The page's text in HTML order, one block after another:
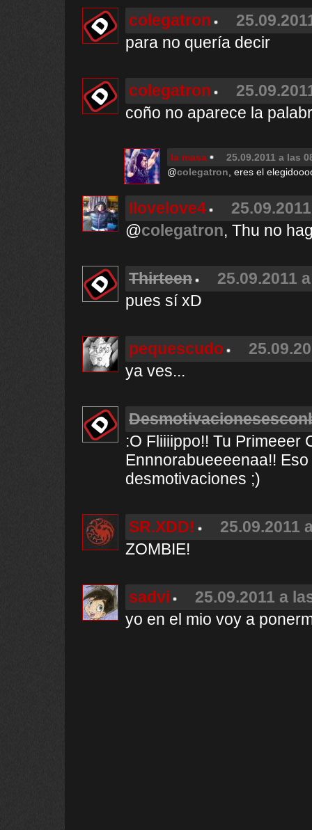
colegatron
para no quería decir
colegatron
coño no aparece la
la masa
25.09.2011 a las
@colegatron , eres el
Ilovelove4
@colegatron, Thu no
Thirteen
25.09.2011
pues sí xD
pequescudo
ya ves...
:O Fliiiippo!! Tu Primeeer
Ennnorabueeeenaa!!
desmotivaciones ;)
SR.XDD!
25.09.2011
ZOMBIE!
sadvi
25.09.2011 a
yo en el mio voy a